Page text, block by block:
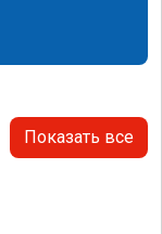
Показать все